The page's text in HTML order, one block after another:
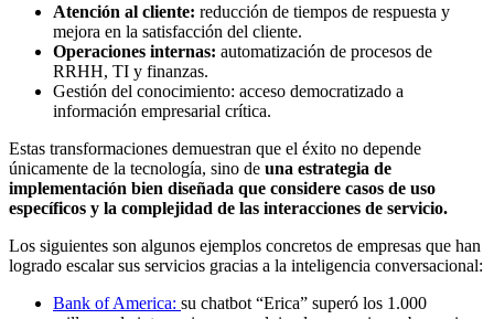
Atención al cliente: reducción de tiempos de respuesta y
mejora en la satisfacción del cliente.
Operaciones internas: automatización de procesos de
RRHH, TI y finanzas.
Gestión del conocimiento: acceso democratizado a
información empresarial crítica.
Estas transformaciones demuestran que el éxito no depende
únicamente de la tecnología, sino de una estrategia de
implementación bien diseñada que considere casos de uso
específicos y la complejidad de las interacciones de servicio.
Los siguientes son algunos ejemplos concretos de empresas que han
logrado escalar sus servicios gracias a la inteligencia conversacional:
Bank of America: su chatbot “Erica” superó los 1.000